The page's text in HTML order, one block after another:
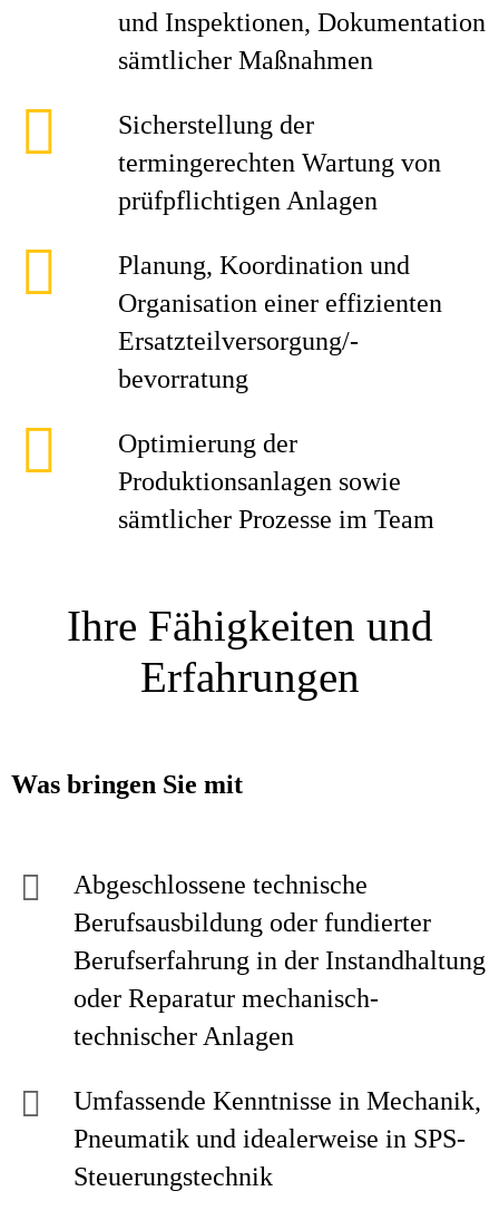
und Inspektionen, Dokumentation
sämtlicher Maßnahmen
Sicherstellung der
termingerechten Wartung von
prüfpflichtigen Anlagen
Planung, Koordination und
Organisation einer effizienten
Ersatzteilversorgung/-
bevorratung
Optimierung der
Produktionsanlagen sowie
sämtlicher Prozesse im Team
Ihre Fähigkeiten und
Erfahrungen
Was bringen Sie mit
Abgeschlossene technische
Berufsausbildung oder fundierter
Berufserfahrung in der Instandhaltung
oder Reparatur mechanisch-
technischer Anlagen
Umfassende Kenntnisse in Mechanik,
Pneumatik und idealerweise in SPS-
Steuerungstechnik